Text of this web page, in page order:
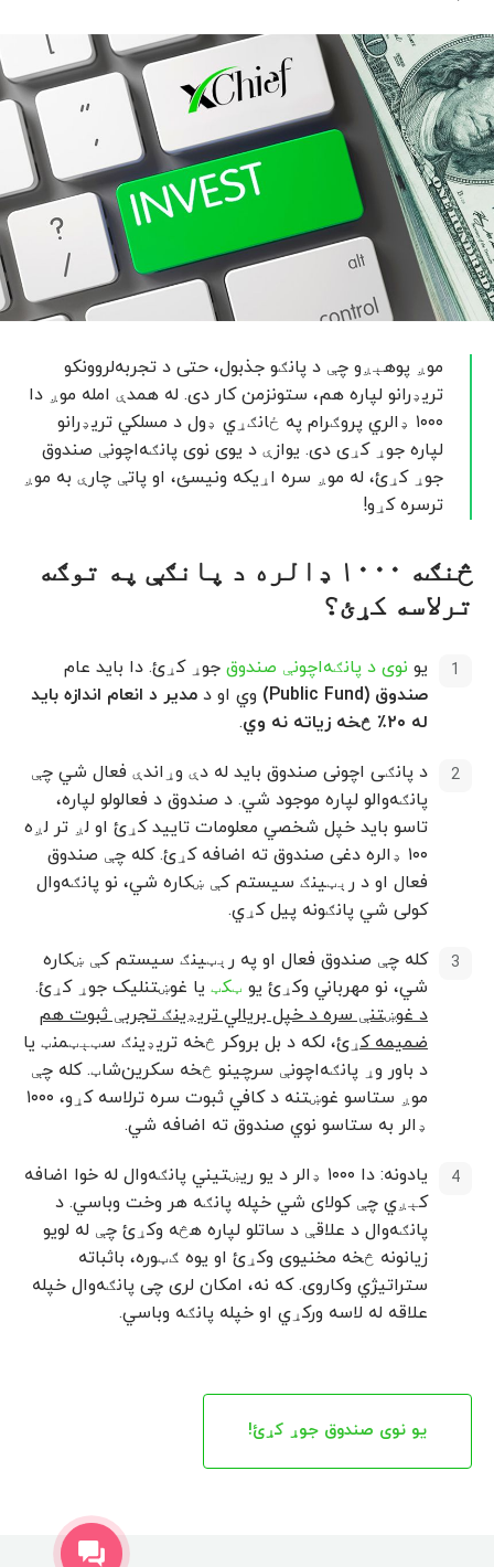
موږ پوهېږو چې د پانګو جذبول، حتی د تجربه‌لروونکو
تریډرانو لپاره هم، ستونزمن کار دی. له همدې امله موږ دا
۱۰۰۰ ډالري پروګرام په ځانګړي ډول د مسلکي تریډرانو
لپاره جوړ کړی دی. یوازې د یوی نوی پانګه‌اچونې صندوق
جوړ کړئ، له موږ سره اړیکه ونیسئ، او پاتې چارې به موږ
ترسره کړو!
څنګه ۱۰۰۰ ډالره د پانګې په توګه
ترلاسه کړئ؟
یو نوی د پانګه‌اچونې صندوق جوړ کړئ. دا باید عام
صندوق (Public Fund)
وي او د مدیر د انعام اندازه باید
له ۲۰٪ څخه زیاته نه وي
.
د پانګی اچونی صندوق باید له دې وړاندې فعال شي چې
پانګه‌والو لپاره موجود شي. د صندوق د فعالولو لپاره،
تاسو باید خپل شخصي معلومات تایید کړئ او لږ تر لږه
۱۰۰ ډالره دغی صندوق ته اضافه کړئ. کله چې صندوق
فعال او د رېټینګ سیستم کې ښکاره شي، نو پانګه‌وال
کولی شي پانګونه پیل کړي.
کله چې صندوق فعال او په رېټینګ سیستم کې ښکاره
شي، نو مهرباني وکړئ یو ټکټ یا غوښتنلیک جوړ کړئ.
د غوښتنې سره د خپل بریالي تریډینګ تجربې ثبوت هم
ضمیمه کړئ، لکه د بل بروکر څخه تریډینګ سټېټمنټ یا
د باور وړ پانګه‌اچونې سرچینو څخه سکرین‌شاټ. کله چې
موږ ستاسو غوښتنه د کافي ثبوت سره ترلاسه کړو، ۱۰۰۰
ډالر به ستاسو نوي صندوق ته اضافه شي.
یادونه: دا ۱۰۰۰ ډالر د یو ریښتيني پانګه‌وال له خوا اضافه
کېږي چې کولای شي خپله پانګه هر وخت وباسي. د
پانګه‌وال د علاقې د ساتلو لپاره هڅه وکړئ چې له لویو
زیانونه څخه مخنیوی وکړئ او یوه ګټوره، باثباته
ستراتیژي وکاروی. که نه، امکان لری چی پانګه‌وال خپله
علاقه له لاسه ورکړي او خپله پانګه وباسي.
یو نوی صندوق جوړ کړئ!